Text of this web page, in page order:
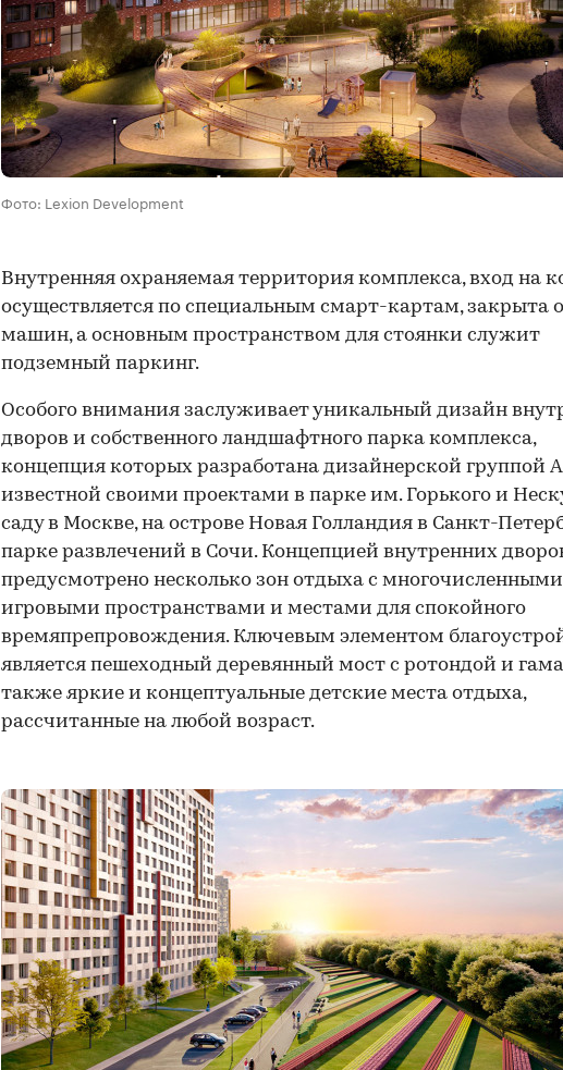
Фото: Lexion Development
Внутренняя охраняемая территория комплекса, вход на
осуществляется по специальным смарт-картам, закрыта
машин, а основным пространством для стоянки служит
подземный паркинг.
Особого внимания заслуживает уникальный дизайн
дворов и собственного ландшафтного парка комплекса,
концепция которых разработана дизайнерской группой
известной своими проектами в парке им. Горького и
саду в Москве, на острове Новая Голландия в Санкт-
парке развлечений в Сочи. Концепцией внутренних
предусмотрено несколько зон отдыха с многочисленными
игровыми пространствами и местами для спокойного
времяпрепровождения. Ключевым элементом
является пешеходный деревянный мост с ротондой и
также яркие и концептуальные детские места отдыха,
рассчитанные на любой возраст.